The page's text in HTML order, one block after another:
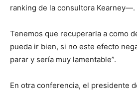
ranking de la consultora Kearney—.
Tenemos que recuperarla a como
pueda ir bien, si no este efecto
parar y sería muy lamentable”.
En otra conferencia, el presidente